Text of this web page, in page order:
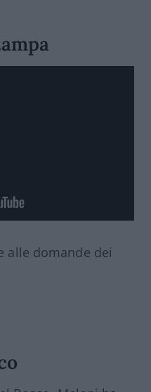
alle domande dei